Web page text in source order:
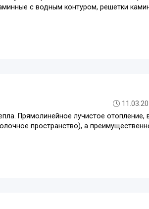
с водным контуром, решетки
Прямолинейное лучистое отопление,
пространство), а